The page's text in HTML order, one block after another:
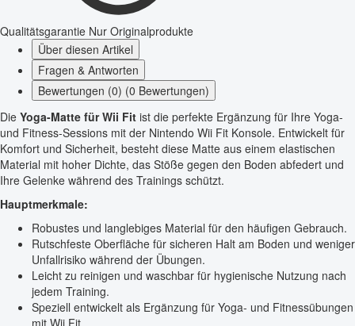
Qualitätsgarantie Nur Originalprodukte
Über diesen Artikel
Fragen & Antworten
Bewertungen (0) (0 Bewertungen)
Die Yoga-Matte für Wii Fit ist die perfekte Ergänzung für Ihre Yoga-
und Fitness-Sessions mit der Nintendo Wii Fit Konsole. Entwickelt für
Komfort und Sicherheit, besteht diese Matte aus einem elastischen
Material mit hoher Dichte, das Stöße gegen den Boden abfedert und
Ihre Gelenke während des Trainings schützt.
Hauptmerkmale:
Robustes und langlebiges Material für den häufigen Gebrauch.
Rutschfeste Oberfläche für sicheren Halt am Boden und weniger
Unfallrisiko während der Übungen.
Leicht zu reinigen und waschbar für hygienische Nutzung nach
jedem Training.
Speziell entwickelt als Ergänzung für Yoga- und Fitnessübungen
mit Wii Fit.